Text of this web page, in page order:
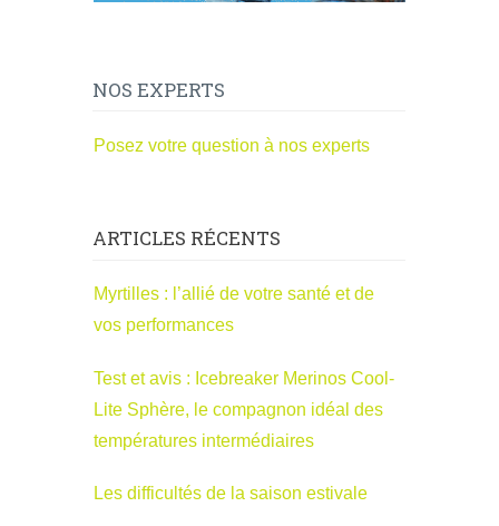
NOS EXPERTS
Posez votre question à nos experts
ARTICLES RÉCENTS
Myrtilles : l’allié de votre santé et de
vos performances
Test et avis : Icebreaker Merinos Cool-
Lite Sphère, le compagnon idéal des
températures intermédiaires
Les difficultés de la saison estivale